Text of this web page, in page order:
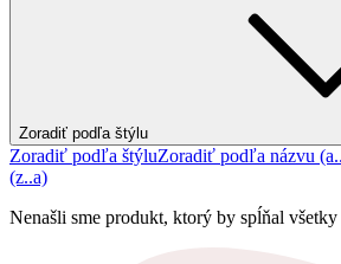
Zoradiť podľa štýlu
Zoradiť podľa štýluZoradiť podľa názvu
(z..a)
Nenašli sme produkt, ktorý by spĺňal všetky